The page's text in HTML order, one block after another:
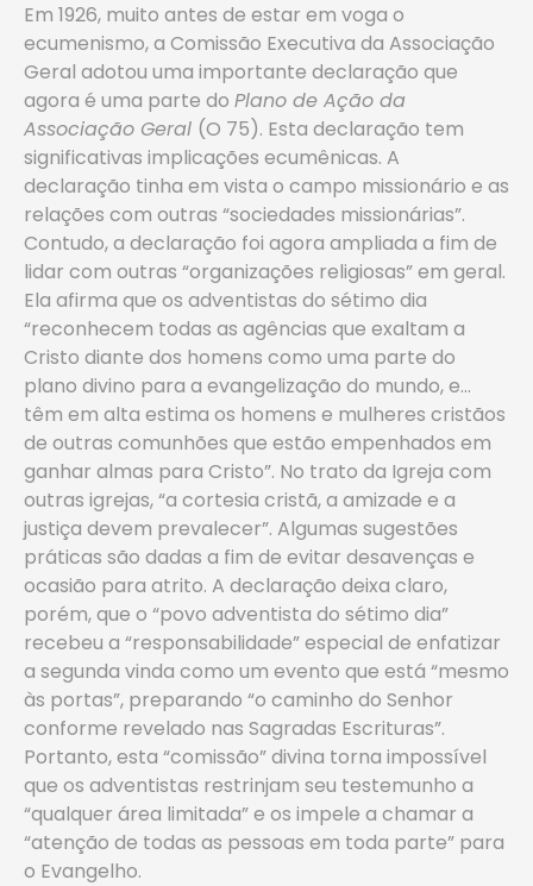
Em 1926, muito antes de estar em voga o
ecumenismo, a Comissão Executiva da Associação
Geral adotou uma importante declaração que
agora é uma parte do Plano de Ação da
Associação Geral (O 75). Esta declaração tem
significativas implicações ecumênicas. A
declaração tinha em vista o campo missionário e as
relações com outras “sociedades missionárias”.
Contudo, a declaração foi agora ampliada a fim de
lidar com outras “organizações religiosas” em geral.
Ela afirma que os adventistas do sétimo dia
“reconhecem todas as agências que exaltam a
Cristo diante dos homens como uma parte do
plano divino para a evangelização do mundo, e…
têm em alta estima os homens e mulheres cristãos
de outras comunhões que estão empenhados em
ganhar almas para Cristo”. No trato da Igreja com
outras igrejas, “a cortesia cristã, a amizade e a
justiça devem prevalecer”. Algumas sugestões
práticas são dadas a fim de evitar desavenças e
ocasião para atrito. A declaração deixa claro,
porém, que o “povo adventista do sétimo dia”
recebeu a “responsabilidade” especial de enfatizar
a segunda vinda como um evento que está “mesmo
às portas”, preparando “o caminho do Senhor
conforme revelado nas Sagradas Escrituras”.
Portanto, esta “comissão” divina torna impossível
que os adventistas restrinjam seu testemunho a
“qualquer área limitada” e os impele a chamar a
“atenção de todas as pessoas em toda parte” para
o Evangelho.